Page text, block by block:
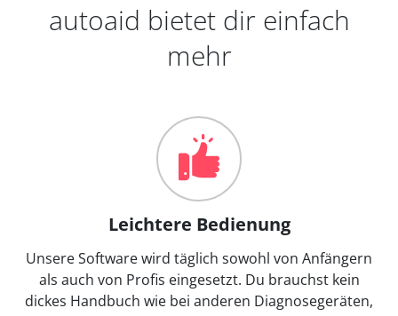
autoaid bietet dir einfach
mehr
Leichtere Bedienung
Unsere Software wird täglich sowohl von Anfängern
als auch von Profis eingesetzt. Du brauchst kein
dickes Handbuch wie bei anderen Diagnosegeräten,